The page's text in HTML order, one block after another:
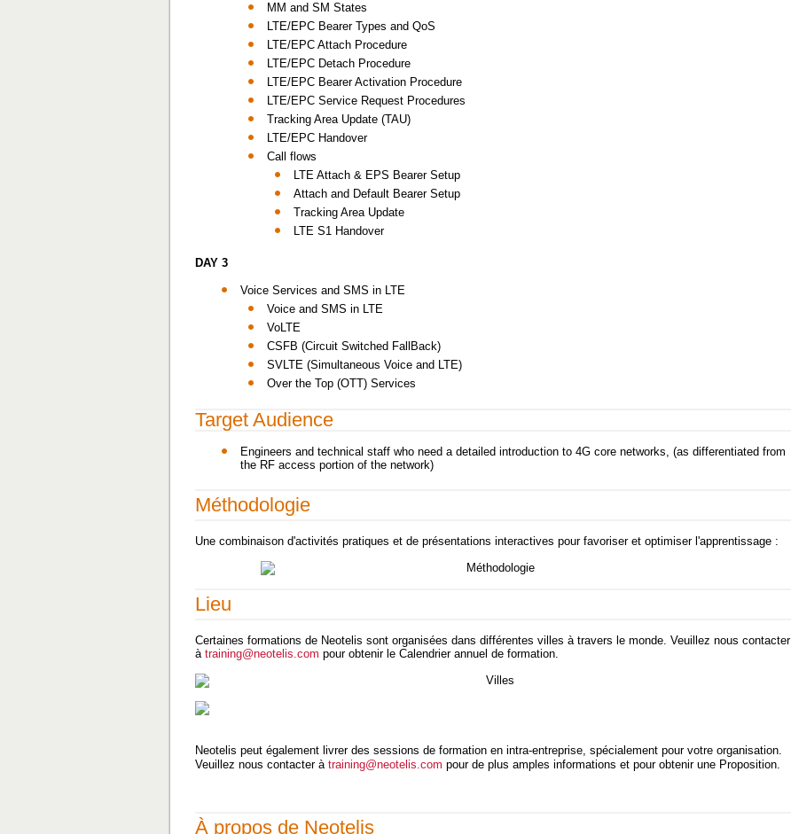
MM and SM States
LTE/EPC Bearer Types and QoS
LTE/EPC Attach Procedure
LTE/EPC Detach Procedure
LTE/EPC Bearer Activation Procedure
LTE/EPC Service Request Procedures
Tracking Area Update (TAU)
LTE/EPC Handover
Call flows
LTE Attach & EPS Bearer Setup
Attach and Default Bearer Setup
Tracking Area Update
LTE S1 Handover
DAY 3
Voice Services and SMS in LTE
Voice and SMS in LTE
VoLTE
CSFB (Circuit Switched FallBack)
SVLTE (Simultaneous Voice and LTE)
Over the Top (OTT) Services
Target Audience
Engineers and technical staff who need a detailed introduction to 4G core networks, (as differentiated from
the RF access portion of the network)
Méthodologie
Une combinaison d'activités pratiques et de présentations interactives pour favoriser et optimiser l'apprentissage :
Lieu
Certaines formations de Neotelis sont organisées dans différentes villes à travers le monde. Veuillez nous contacter
à training@neotelis.com pour obtenir le Calendrier annuel de formation.
Neotelis peut également livrer des sessions de formation en intra-entreprise, spécialement pour votre organisation.
Veuillez nous contacter à training@neotelis.com pour de plus amples informations et pour obtenir une Proposition.
À propos de Neotelis